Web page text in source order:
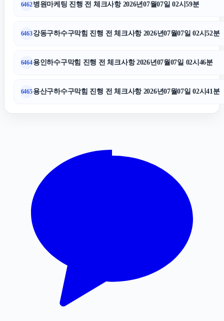
용인형사변호사
6462병원마케팅 진행 전 체크사항 2026년07월07일 02시59분
6463강동구하수구막힘 진행 전 체크사항 2026년07월07일 02시52분
6464용인하수구막힘 진행 전 체크사항 2026년07월07일 02시46분
6465용산구하수구막힘 진행 전 체크사항 2026년07월07일 02시41분